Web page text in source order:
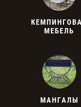
МЕБЕЛЬ
МАНГАЛЫ